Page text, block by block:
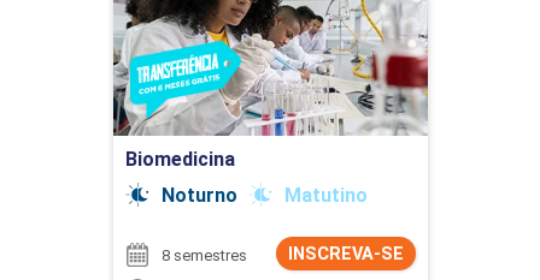
Biomedicina
Noturno
Matutino
INSCREVA-SE
8 semestres
Detalhes do curso
Ir para Inscrição